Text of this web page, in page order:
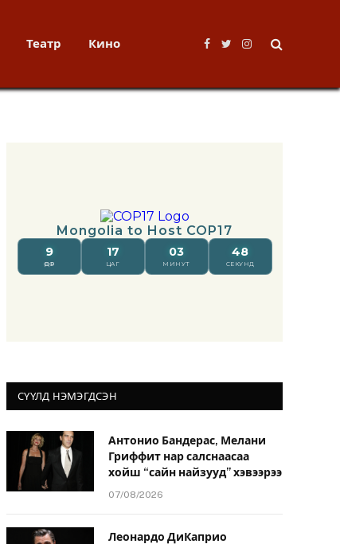
Театр Кино
Facebook
TwitterInstagram
СҮҮЛД НЭМЭГДСЭН
Антонио Бандерас, Мелани
Гриффит нар салснаасаа
хойш “сайн найзууд” хэвээрээ
07/08/2026
Леонардо ДиКаприо